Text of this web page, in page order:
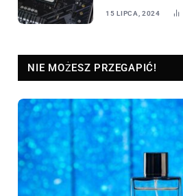
15 LIPCA, 2024
NIE MOŻESZ PRZEGAPIĆ!